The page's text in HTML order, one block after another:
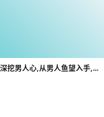
灵彤彤情感学院《掌握男人大法》深挖男人心,从男人鱼望入手,让他从此离不开你(完结)